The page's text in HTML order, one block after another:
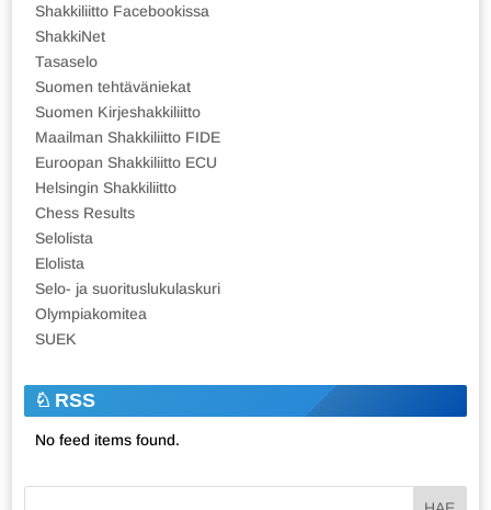
Shakkiliitto Facebookissa
ShakkiNet
Tasaselo
Suomen tehtäväniekat
Suomen Kirjeshakkiliitto
Maailman Shakkiliitto FIDE
Euroopan Shakkiliitto ECU
Helsingin Shakkiliitto
Chess Results
Selolista
Elolista
Selo- ja suorituslukulaskuri
Olympiakomitea
SUEK
RSS
No feed items found.